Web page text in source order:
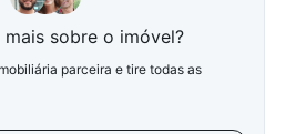
mais sobre o imóvel?
parceira e tire todas as